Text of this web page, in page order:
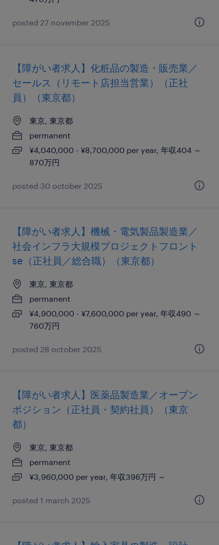
posted 27 november 2025
【障がい者求人】化粧品の製造・販売業／
セールス（リモート店担当営業）（正社
員）（東京都）
東京, 東京都
permanent
¥4,040,000 - ¥8,700,000 per year, 年収404 ～
870万円
posted 30 october 2025
【障がい者求人】機械・電気製品製造業／
社会インフラ大規模プロジェクトフロント
se（正社員／総合職）（東京都）
東京, 東京都
permanent
¥4,900,000 - ¥7,600,000 per year, 年収490 ～
760万円
posted 28 october 2025
【障がい者求人】医薬品製造業／オープン
ポジション（正社員・契約社員）（東京
都）
東京, 東京都
permanent
¥3,960,000 per year, 年収396万円 ～
posted 1 march 2025